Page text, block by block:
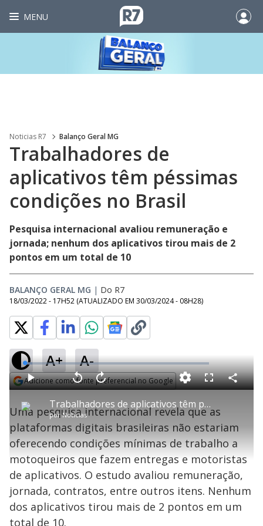
MENU
Noticias R7 Balanço Geral MG
Trabalhadores de
aplicativos têm péssimas
condições no Brasil
Pesquisa internacional avaliou remuneração e
jornada; nenhum dos aplicativos tirou mais de 2
pontos em um total de 10
BALANÇO GERAL MG | Do R7
18/03/2022 - 17H52 (ATUALIZADO EM 30/03/2024 - 08H28)
A+ A-
Adicione como fonte preferencial no Google
P
l
a
y
Trabalhadores de aplicativos têm péssimas condições no Brasil
porNotícias
P V
l
a
r
1
0
e
g
n
d
s
A
n
ç
a
1
s
e
g
u
o
s
M
L
o
a
d
e
4
.
1
8
%
F
l
s
c
e
n
C
o
i
l
a
Uma pesquisa internacional revela que as
plataformas digitais brasileiras não estariam
oferecendo condições mínimas de trabalho a
motoqueiros que fazem entregas e motoristas
de aplicativos. O estudo avaliou remuneração,
jornada, contratos, entre outros itens. Nenhum
dos aplicativos tirou mais de 2 pontos em um
total de 10.